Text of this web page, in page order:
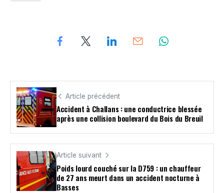
Article précédent
Accident à Challans : une conductrice blessée
après une collision boulevard du Bois du Breuil
Article suivant
Poids lourd couché sur la D759 : un chauffeur
de 27 ans meurt dans un accident nocturne à
Basses